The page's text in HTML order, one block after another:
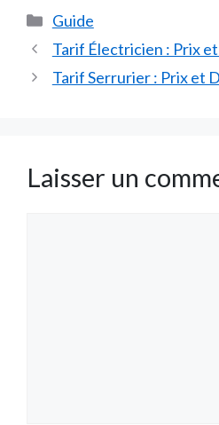
Catégories
Guide
Tarif Électricien : Prix
Tarif Serrurier : Prix et
Laisser un